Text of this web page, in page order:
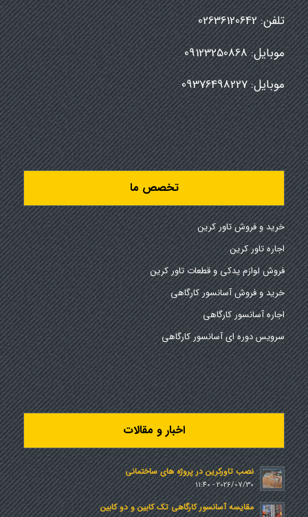
تلفن:02636120642
موبایل:09123250868
موبایل:09376498227
تخصص ما
خرید و فروش تاور کرین
اجاره تاور کرین
فروش لوازم یدکی و قطعات تاور کرین
خرید و فروش آسانسور کارگاهی
اجاره آسانسور کارگاهی
سرویس دوره ای آسانسور کارگاهی
اخبار و مقالات
نصب تاورکرین در پروژه های ساختمانی
2026/07/30 - 11:40
مقایسه آسانسور کارگاهی تک کابین و دو کابین